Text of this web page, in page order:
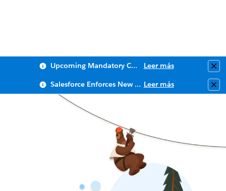
Upcoming Mandatory Changes to Public Key Infrastructure (PKI) Leer más
Salesforce Enforces New Security Requirements in Summer 2026 Leer más